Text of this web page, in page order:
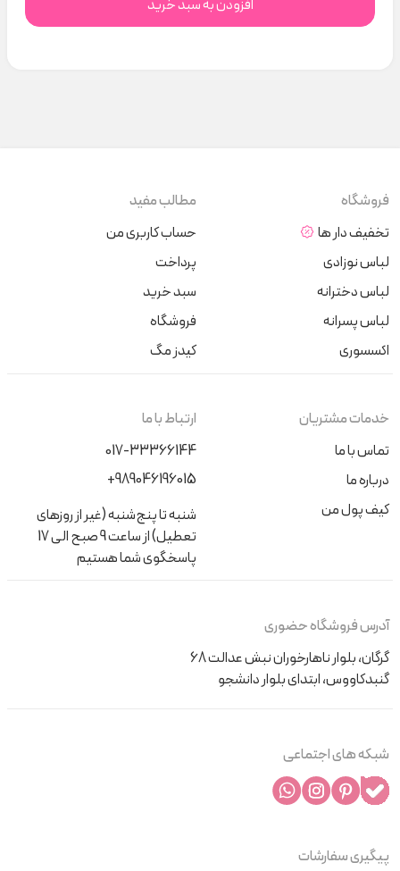
افزودن به سبد خرید
فروشگاه
تخفیف دار ها
لباس نوزادی
لباس دخترانه
لباس پسرانه
اکسسوری
مطالب مفید
حساب کاربری من
پرداخت
سبد خرید
فروشگاه
کیدز مگ
خدمات مشتریان
تماس با ما
درباره ما
کیف پول من
ارتباط با ما
017-33366144
+989046196015
شنبه تا پنج‌شنبه (غیر از روزهای
تعطیل) از ساعت 9 صبح الی 17
پاسخگوی شما هستیم
آدرس فروشگاه حضوری
گرگان، بلوار ناهارخوران نبش عدالت 68
گنبدکاووس، ابتدای بلوار دانشجو
شبکه های اجتماعی
پیگیری سفارشات